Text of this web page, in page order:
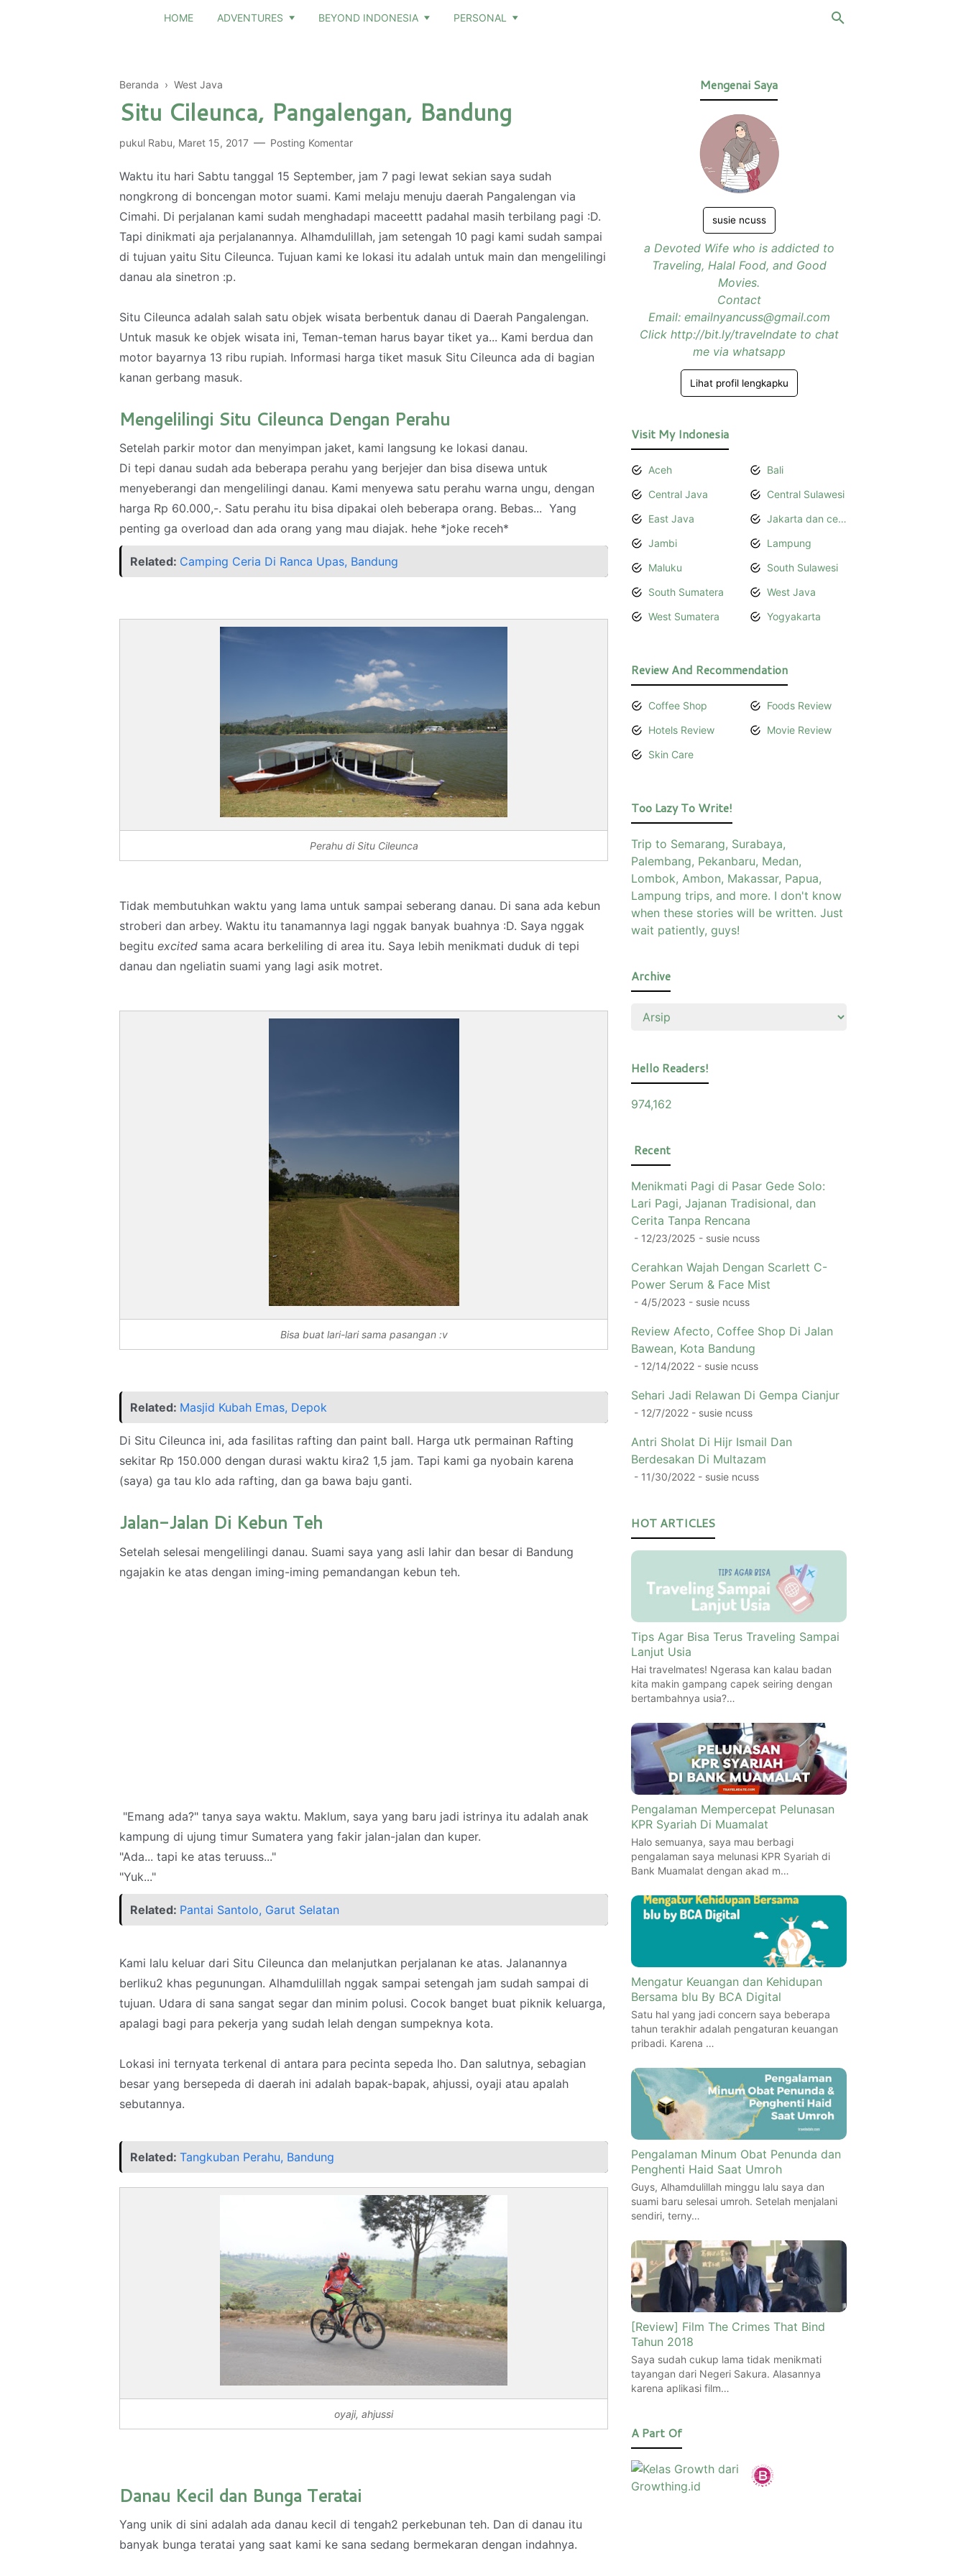
HOME ADVENTURES BEYOND INDONESIA PERSONAL
Beranda › West Java
Situ Cileunca, Pangalengan, Bandung
pukul Rabu, Maret 15, 2017 Posting Komentar
Waktu itu hari Sabtu tanggal 15 September, jam 7 pagi lewat sekian saya sudah
nongkrong di boncengan motor suami. Kami melaju menuju daerah Pangalengan via
Cimahi. Di perjalanan kami sudah menghadapi maceettt padahal masih terbilang pagi :D.
Tapi dinikmati aja perjalanannya. Alhamdulillah, jam setengah 10 pagi kami sudah sampai
di tujuan yaitu Situ Cileunca. Tujuan kami ke lokasi itu adalah untuk main dan mengelilingi
danau ala sinetron :p.
Situ Cileunca adalah salah satu objek wisata berbentuk danau di Daerah Pangalengan.
Untuk masuk ke objek wisata ini, Teman-teman harus bayar tiket ya... Kami berdua dan
motor bayarnya 13 ribu rupiah. Informasi harga tiket masuk Situ Cileunca ada di bagian
kanan gerbang masuk.
Mengelilingi Situ Cileunca Dengan Perahu
Setelah parkir motor dan menyimpan jaket, kami langsung ke lokasi danau.
Di tepi danau sudah ada beberapa perahu yang berjejer dan bisa disewa untuk
menyeberangi dan mengelilingi danau. Kami menyewa satu perahu warna ungu, dengan
harga Rp 60.000,-. Satu perahu itu bisa dipakai oleh beberapa orang. Bebas... Yang
penting ga overload dan ada orang yang mau diajak. hehe *joke receh*
Related: Camping Ceria Di Ranca Upas, Bandung
Perahu di Situ Cileunca
Tidak membutuhkan waktu yang lama untuk sampai seberang danau. Di sana ada kebun
stroberi dan arbey. Waktu itu tanamannya lagi nggak banyak buahnya :D. Saya nggak
begitu excited sama acara berkeliling di area itu. Saya lebih menikmati duduk di tepi
danau dan ngeliatin suami yang lagi asik motret.
Bisa buat lari-lari sama pasangan :v
Related: Masjid Kubah Emas, Depok
Di Situ Cileunca ini, ada fasilitas rafting dan paint ball. Harga utk permainan Rafting
sekitar Rp 150.000 dengan durasi waktu kira2 1,5 jam. Tapi kami ga nyobain karena
(saya) ga tau klo ada rafting, dan ga bawa baju ganti.
Jalan-Jalan Di Kebun Teh
Setelah selesai mengelilingi danau. Suami saya yang asli lahir dan besar di Bandung
ngajakin ke atas dengan iming-iming pemandangan kebun teh.
"Emang ada?" tanya saya waktu. Maklum, saya yang baru jadi istrinya itu adalah anak
kampung di ujung timur Sumatera yang fakir jalan-jalan dan kuper.
"Ada... tapi ke atas teruuss..."
"Yuk..."
Related: Pantai Santolo, Garut Selatan
Kami lalu keluar dari Situ Cileunca dan melanjutkan perjalanan ke atas. Jalanannya
berliku2 khas pegunungan. Alhamdulillah nggak sampai setengah jam sudah sampai di
tujuan. Udara di sana sangat segar dan minim polusi. Cocok banget buat piknik keluarga,
apalagi bagi para pekerja yang sudah lelah dengan sumpeknya kota.
Lokasi ini ternyata terkenal di antara para pecinta sepeda lho. Dan salutnya, sebagian
besar yang bersepeda di daerah ini adalah bapak-bapak, ahjussi, oyaji atau apalah
sebutannya.
Related: Tangkuban Perahu, Bandung
oyaji, ahjussi
Danau Kecil dan Bunga Teratai
Yang unik di sini adalah ada danau kecil di tengah2 perkebunan teh. Dan di danau itu
banyak bunga teratai yang saat kami ke sana sedang bermekaran dengan indahnya.
Mengenai Saya
susie ncuss
a Devoted Wife who is addicted to
Traveling, Halal Food, and Good
Movies.
Contact
Email: emailnyancuss@gmail.com
Click http://bit.ly/travelndate to chat
me via whatsapp
Lihat profil lengkapku
Visit My Indonesia
Aceh
Bali
Central Java
Central Sulawesi
East Java
Jakarta dan cerita bersamanya
Jambi
Lampung
Maluku
South Sulawesi
South Sumatera
West Java
West Sumatera
Yogyakarta
Review And Recommendation
Coffee Shop
Foods Review
Hotels Review
Movie Review
Skin Care
Too Lazy To Write!
Trip to Semarang, Surabaya,
Palembang, Pekanbaru, Medan,
Lombok, Ambon, Makassar, Papua,
Lampung trips, and more. I don't know
when these stories will be written. Just
wait patiently, guys!
Archive
Hello Readers!
974,162
Recent
Menikmati Pagi di Pasar Gede Solo:
Lari Pagi, Jajanan Tradisional, dan
Cerita Tanpa Rencana
- 12/23/2025 - susie ncuss
Cerahkan Wajah Dengan Scarlett C-
Power Serum & Face Mist
- 4/5/2023 - susie ncuss
Review Afecto, Coffee Shop Di Jalan
Bawean, Kota Bandung
- 12/14/2022 - susie ncuss
Sehari Jadi Relawan Di Gempa Cianjur
- 12/7/2022 - susie ncuss
Antri Sholat Di Hijr Ismail Dan
Berdesakan Di Multazam
- 11/30/2022 - susie ncuss
HOT ARTICLES
Tips Agar Bisa Terus Traveling Sampai
Lanjut Usia
Hai travelmates! Ngerasa kan kalau badan
kita makin gampang capek seiring dengan
bertambahnya usia?…
Pengalaman Mempercepat Pelunasan
KPR Syariah Di Muamalat
Halo semuanya, saya mau berbagi
pengalaman saya melunasi KPR Syariah di
Bank Muamalat dengan akad m…
Mengatur Keuangan dan Kehidupan
Bersama blu By BCA Digital
Satu hal yang jadi concern saya beberapa
tahun terakhir adalah pengaturan keuangan
pribadi. Karena …
Pengalaman Minum Obat Penunda dan
Penghenti Haid Saat Umroh
Guys, Alhamdulillah minggu lalu saya dan
suami baru selesai umroh. Setelah menjalani
sendiri, terny…
[Review] Film The Crimes That Bind
Tahun 2018
Saya sudah cukup lama tidak menikmati
tayangan dari Negeri Sakura. Alasannya
karena aplikasi film…
A Part Of